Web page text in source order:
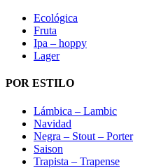
Ecológica
Fruta
Ipa – hoppy
Lager
POR ESTILO
Lámbica – Lambic
Navidad
Negra – Stout – Porter
Saison
Trapista – Trapense